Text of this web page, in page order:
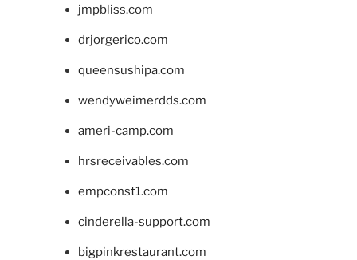
jmpbliss.com
drjorgerico.com
queensushipa.com
wendyweimerdds.com
ameri-camp.com
hrsreceivables.com
empconst1.com
cinderella-support.com
bigpinkrestaurant.com